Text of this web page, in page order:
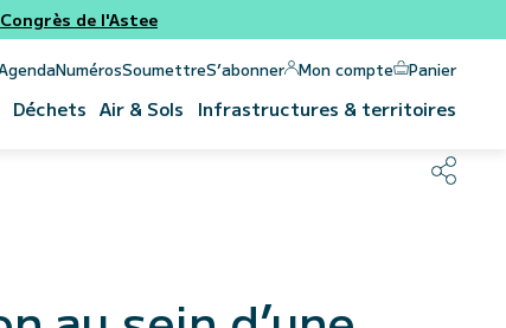
de l'Astee
NumérosSoumettreS’abonner Mon compte Panier
Déchets Air & Sols Infrastructures & territoires